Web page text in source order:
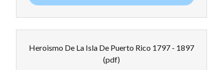
Heroismo De La Isla De Puerto Rico 1797 - 1897
(pdf)